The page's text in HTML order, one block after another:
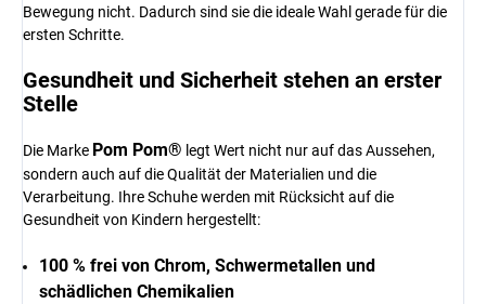
Bewegung nicht. Dadurch sind sie die ideale Wahl gerade für die
ersten Schritte.
Gesundheit und Sicherheit stehen an erster
Stelle
Die Marke Pom Pom® legt Wert nicht nur auf das Aussehen,
sondern auch auf die Qualität der Materialien und die
Verarbeitung. Ihre Schuhe werden mit Rücksicht auf die
Gesundheit von Kindern hergestellt:
100 % frei von Chrom, Schwermetallen und
schädlichen Chemikalien